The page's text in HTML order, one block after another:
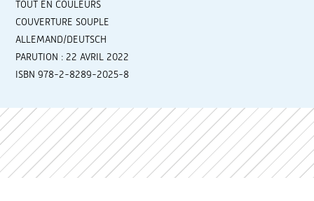
TOUT EN COULEURS
COUVERTURE SOUPLE
ALLEMAND/DEUTSCH
PARUTION : 22 AVRIL 2022
ISBN 978-2-8289-2025-8